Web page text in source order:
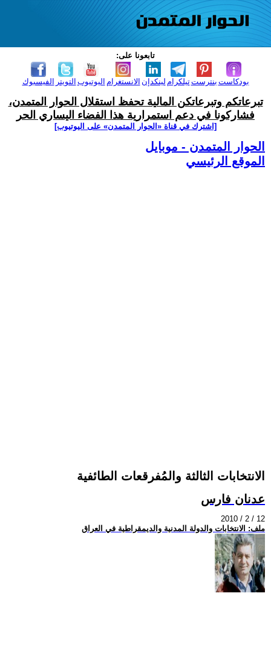
تابعونا على:
الفيسبوك التويتر اليوتيوب الانستغرام لينكدإن تيلكرامبنترست بودكاست
تبرعاتكم وتبرعاتكن المالية تحفظ استقلال الحوار المتمدن،
فشاركونا في دعم استمرارية هذا الفضاء اليساري الحر
[اشترك في قناة ‫«الحوار المتمدن» على اليوتيوب]
الحوار المتمدن - موبايل
الموقع الرئيسي
الانتخابات الثالثة والمُفرقعات الطائفية
عدنان فارس
2010 / 2 / 12
ملف: الانتخابات والدولة المدنية والديمقراطية في العراق